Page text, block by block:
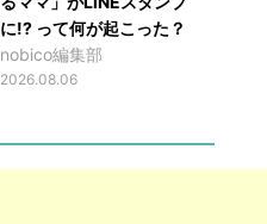
に!? って何が起こった？
nobico編集部
2026.08.06